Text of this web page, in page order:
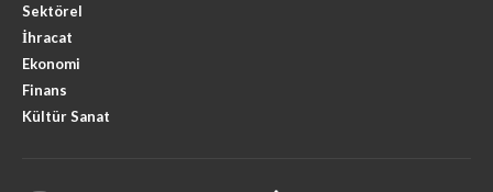
Sektörel
İhracat
Ekonomi
Finans
Kültür Sanat